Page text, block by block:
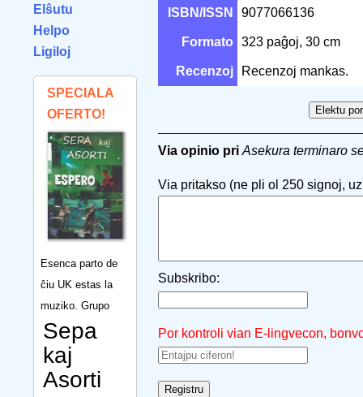
Elŝutu
Helpo
Ligiloj
SPECIALA
OFERTO!
Esenca parto de
ĉiu UK estas la
muziko. Grupo
Sepa
kaj
Asorti
ISBN/ISSN 9077066136
Formato 323 paĝoj, 30 cm
Recenzoj Recenzoj mankas.
Via opinio pri Asekura terminaro
Via pritakso (ne pli ol 250 signoj,
Subskribo:
Por kontroli vian E-lingvecon,